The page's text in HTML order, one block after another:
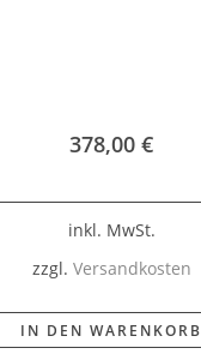
378,00 €
inkl. MwSt.
zzgl. Versandkosten
IN DEN WARENKORB